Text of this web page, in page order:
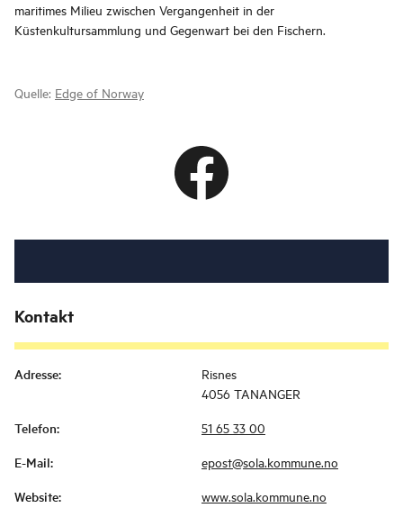
maritimes Milieu zwischen Vergangenheit in der
Küstenkultursammlung und Gegenwart bei den Fischern.
Quelle: Edge of Norway
Kontakt
Adresse:
Risnes
4056 TANANGER
Telefon: 51 65 33 00
E-Mail: epost@sola.kommune.no
Website: www.sola.kommune.no